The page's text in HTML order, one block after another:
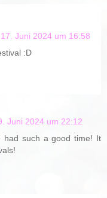
17. Juni 2024 um 16:58
:D
Juni 2024 um 22:12
had such a good time! It